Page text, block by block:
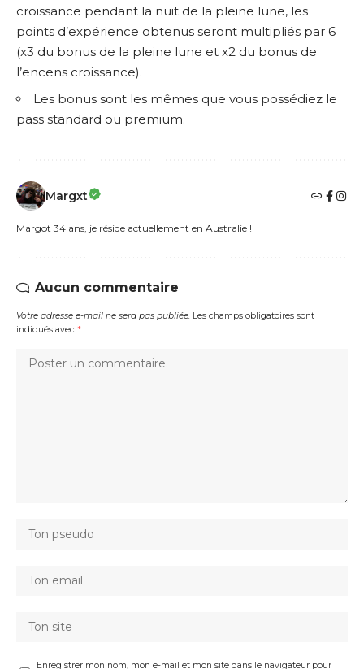
croissance pendant la nuit de la pleine lune, les
points d’expérience obtenus seront multipliés par 6
(x3 du bonus de la pleine lune et x2 du bonus de
l’encens croissance).
Les bonus sont les mêmes que vous possédiez le
pass standard ou premium.
Margxt
Margot 34 ans, je réside actuellement en Australie !
Aucun commentaire
Votre adresse e-mail ne sera pas publiée. Les champs obligatoires sont
indiqués avec *
Enregistrer mon nom, mon e-mail et mon site dans le navigateur pour